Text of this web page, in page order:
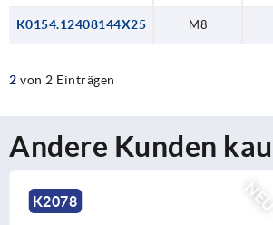
K0154.12408144X25 M8
2 von 2 Einträgen
Andere Kunden
NEU
K2078